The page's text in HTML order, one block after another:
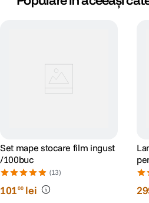
Set mape stocare film ingust
/100buc
(13)
10100 lei